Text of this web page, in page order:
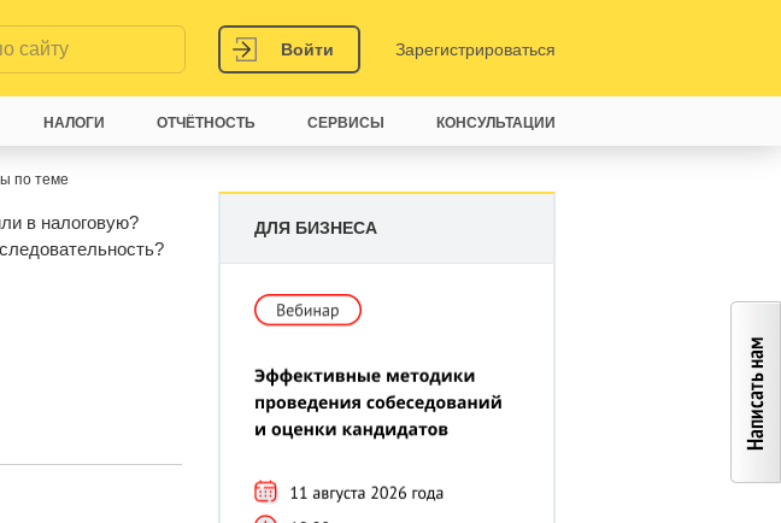
Войти Зарегистрироваться
по теме
в налоговую?
ДЛЯ БИЗНЕСА
НАЛОГИ ОТЧЁТНОСТЬ СЕРВИСЫ КОНСУЛЬТАЦИИ